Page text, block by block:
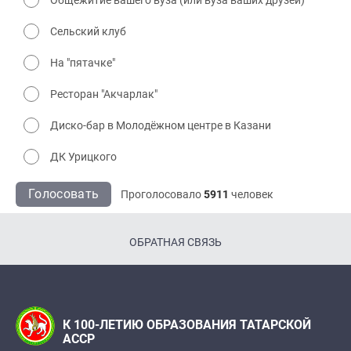
Сельский клуб
На "пятачке"
Ресторан "Акчарлак"
Диско-бар в Молодёжном центре в Казани
ДК Урицкого
Голосовать Проголосовало5911 человек
ОБРАТНАЯ СВЯЗЬ
К 100-ЛЕТИЮ ОБРАЗОВАНИЯ ТАТАРСКОЙ
АССР